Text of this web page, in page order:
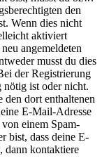
den
Wenn dies nicht
aktiviert
angemeldeten
musst du dies
der Registrierung
ist oder nicht.
dort enthaltenen
E-Mail-Adresse
einem Spam-
bist, dass deine E-
dann kontaktiere